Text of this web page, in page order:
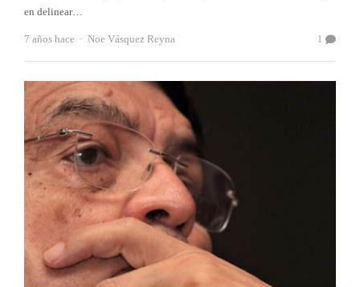
en delinear…
7 años hace Autor
Noe Vásquez Reyna 1